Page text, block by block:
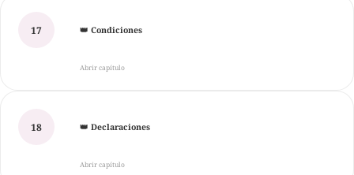
17 👑 Condiciones
Abrir capítulo
18 👑 Declaraciones
Abrir capítulo